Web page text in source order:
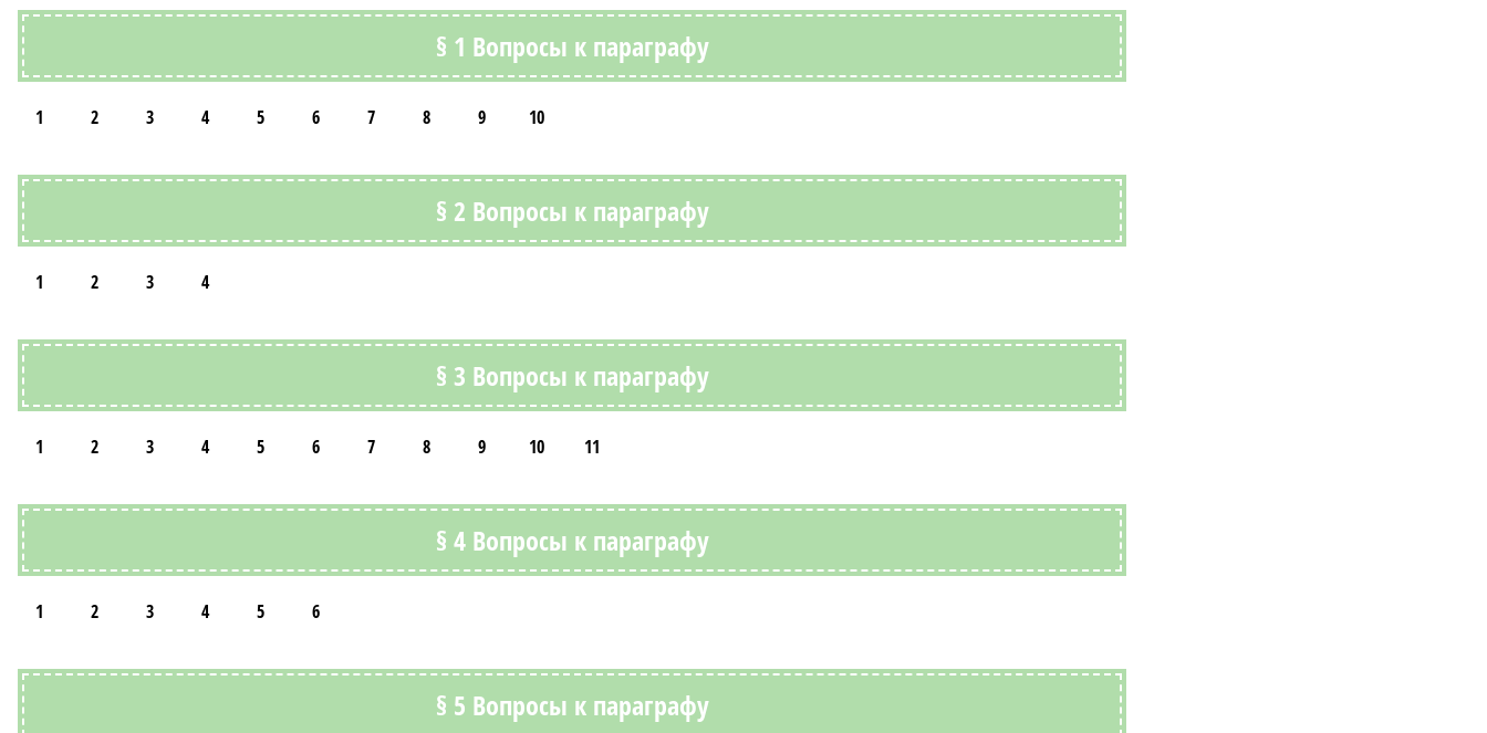
§ 1 Вопросы к параграфу
1 2 3 4 5 6 7 8 9 10
§ 2 Вопросы к параграфу
1 2 3 4
§ 3 Вопросы к параграфу
1 2 3 4 5 6 7 8 9 10 11
§ 4 Вопросы к параграфу
1 2 3 4 5 6
§ 5 Вопросы к параграфу